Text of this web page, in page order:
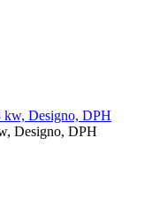
Designo, DPH